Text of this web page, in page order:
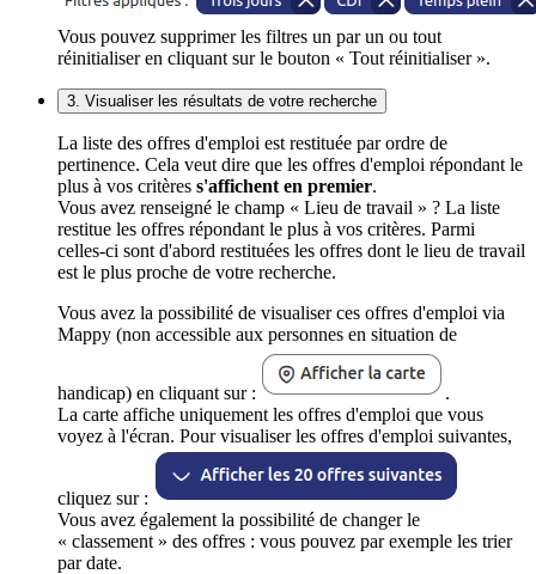
Vous pouvez supprimer les filtres un par un ou tout
réinitialiser en cliquant sur le bouton « Tout réinitialiser ».
3. Visualiser les résultats de votre recherche
La liste des offres d'emploi est restituée par ordre de
pertinence. Cela veut dire que les offres d'emploi répondant le
plus à vos critères s'affichent en premier.
Vous avez renseigné le champ « Lieu de travail » ? La liste
restitue les offres répondant le plus à vos critères. Parmi
celles-ci sont d'abord restituées les offres dont le lieu de travail
est le plus proche de votre recherche.
Vous avez la possibilité de visualiser ces offres d'emploi via
Mappy (non accessible aux personnes en situation de
handicap) en cliquant sur :
.
La carte affiche uniquement les offres d'emploi que vous
voyez à l'écran. Pour visualiser les offres d'emploi suivantes,
cliquez sur :
Vous avez également la possibilité de changer le
« classement » des offres : vous pouvez par exemple les trier
par date.